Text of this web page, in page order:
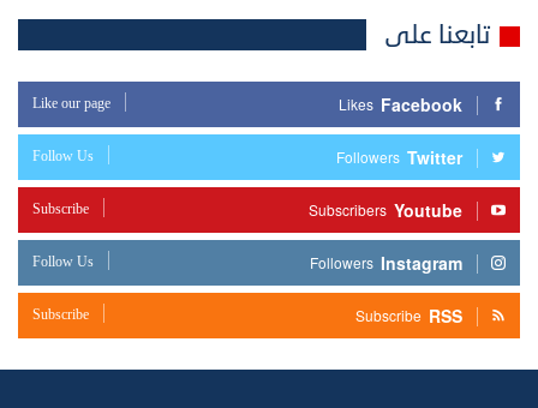
تابعنا على
Facebook
Likes
Like our page
Twitter
Followers
Follow Us
Youtube
Subscribers
Subscribe
Instagram
Followers
Follow Us
RSS
Subscribe
Subscribe